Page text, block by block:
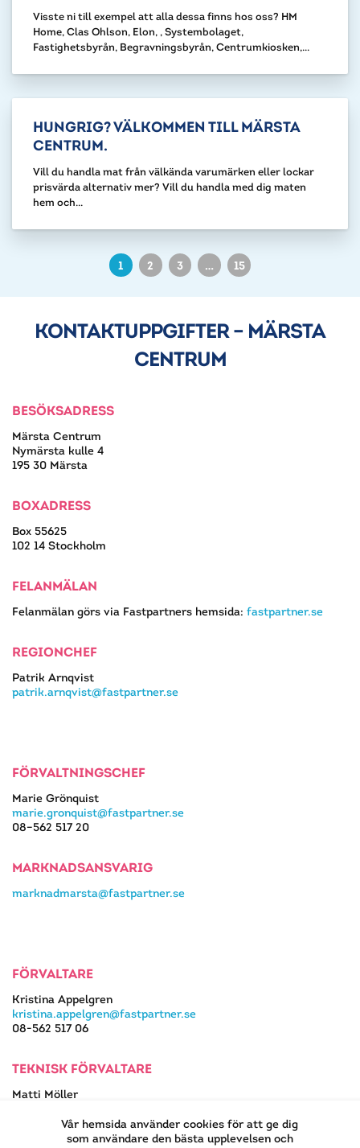
Visste ni till exempel att alla dessa finns hos oss? HM
Home, Clas Ohlson, Elon, , Systembolaget,
Fastighetsbyrån, Begravningsbyrån, Centrumkiosken,...
HUNGRIG? VÄLKOMMEN TILL MÄRSTA
CENTRUM.
Vill du handla mat från välkända varumärken eller lockar
prisvärda alternativ mer? Vill du handla med dig maten
hem och...
1 2 3 … 15
KONTAKTUPPGIFTER – MÄRSTA
CENTRUM
BESÖKSADRESS
Märsta Centrum
Nymärsta kulle 4
195 30 Märsta
BOXADRESS
Box 55625
102 14 Stockholm
FELANMÄLAN
Felanmälan görs via Fastpartners hemsida: fastpartner.se
REGIONCHEF
Patrik Arnqvist
patrik.arnqvist@fastpartner.se
FÖRVALTNINGSCHEF
Marie Grönquist
marie.gronquist@fastpartner.se
08–562 517 20
MARKNADSANSVARIG
marknadmarsta@fastpartner.se
FÖRVALTARE
Kristina Appelgren
kristina.appelgren@fastpartner.se
08-562 517 06
TEKNISK FÖRVALTARE
Matti Möller
matti.moller@fastpartner.se
Vår hemsida använder cookies för att ge dig
som användare den bästa upplevelsen och